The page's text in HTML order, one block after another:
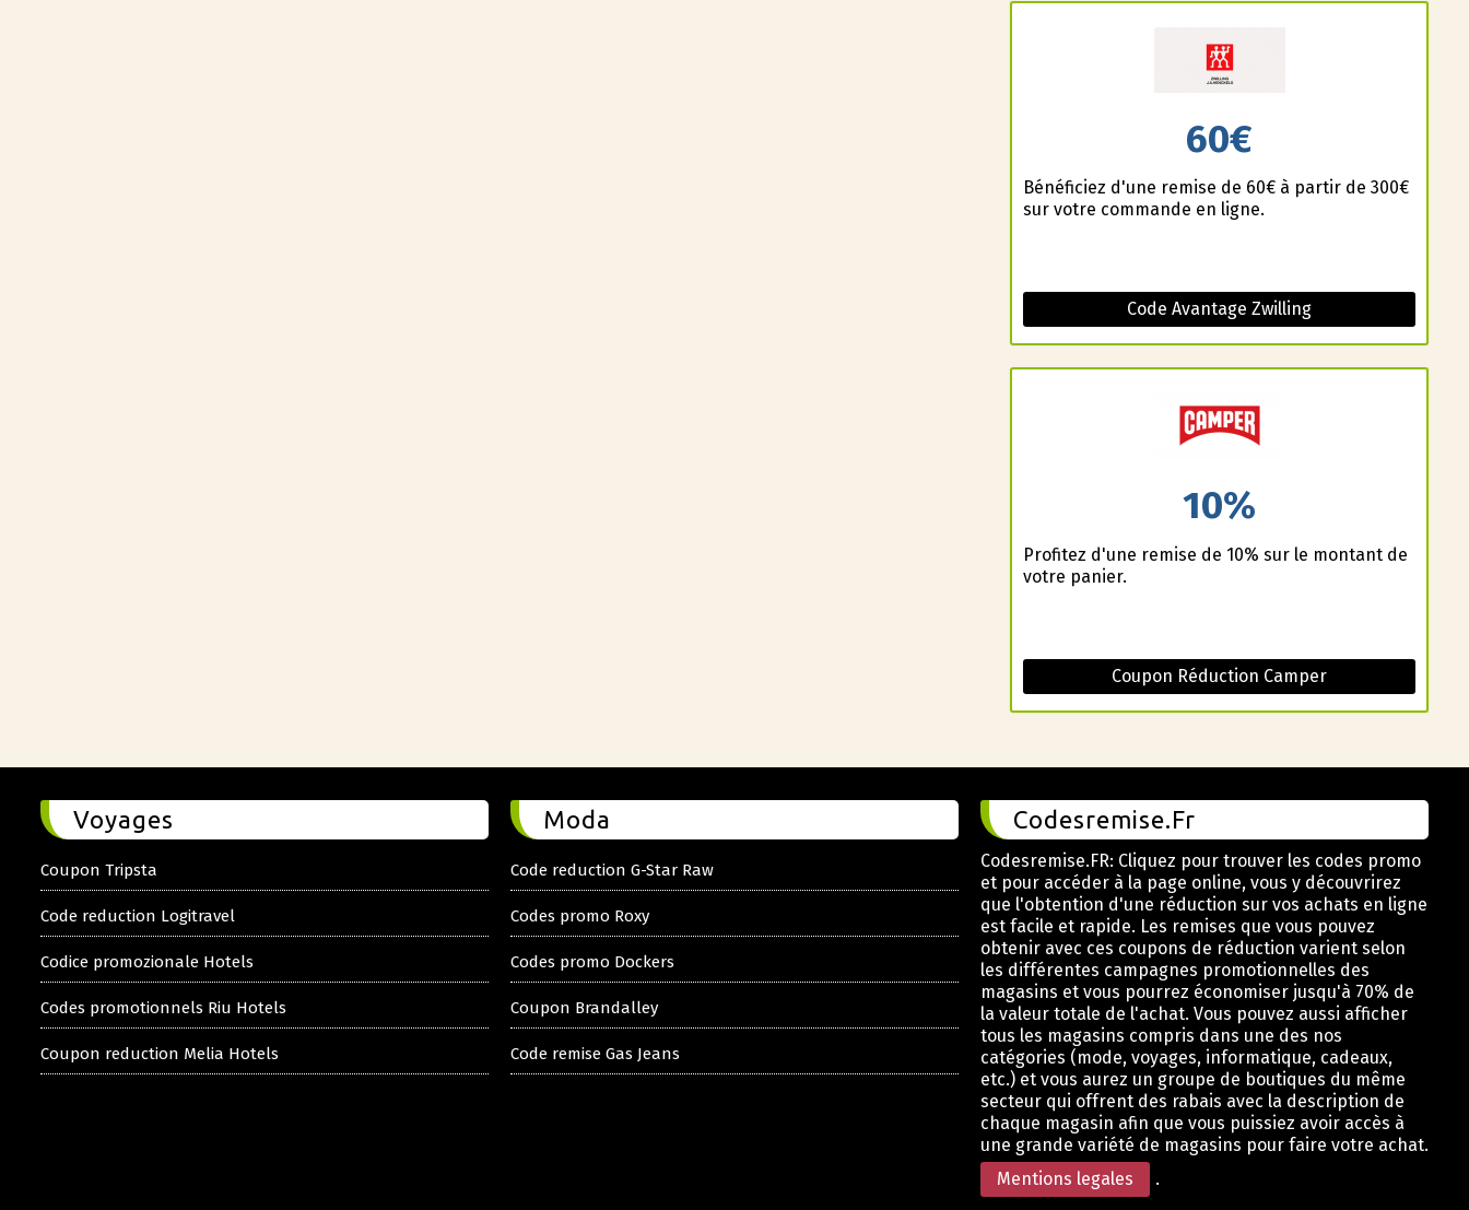
60€
Bénéficiez d'une remise de 60€ à partir de 300€
sur votre commande en ligne.
Code Avantage Zwilling
10%
Profitez d'une remise de 10% sur le montant de
votre panier.
Coupon Réduction Camper
Voyages
Coupon Tripsta
Code reduction Logitravel
Codice promozionale Hotels
Codes promotionnels Riu Hotels
Coupon reduction Melia Hotels
Moda
Code reduction G-Star Raw
Codes promo Roxy
Codes promo Dockers
Coupon Brandalley
Code remise Gas Jeans
Codesremise.Fr
Codesremise.FR: Cliquez pour trouver les codes promo
et pour accéder à la page online, vous y découvrirez
que l'obtention d'une réduction sur vos achats en ligne
est facile et rapide. Les remises que vous pouvez
obtenir avec ces coupons de réduction varient selon
les différentes campagnes promotionnelles des
magasins et vous pourrez économiser jusqu'à 70% de
la valeur totale de l'achat. Vous pouvez aussi afficher
tous les magasins compris dans une des nos
catégories (mode, voyages, informatique, cadeaux,
etc.) et vous aurez un groupe de boutiques du même
secteur qui offrent des rabais avec la description de
chaque magasin afin que vous puissiez avoir accès à
une grande variété de magasins pour faire votre achat.
Mentions legales
.